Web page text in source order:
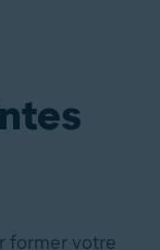
former votre